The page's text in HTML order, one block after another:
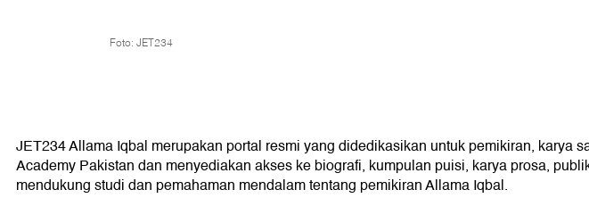
Foto: JET234
JET234 Allama Iqbal merupakan portal resmi yang didedikasikan untuk pemikiran,
Academy Pakistan dan menyediakan akses ke biografi, kumpulan puisi, karya prosa,
mendukung studi dan pemahaman mendalam tentang pemikiran Allama Iqbal.